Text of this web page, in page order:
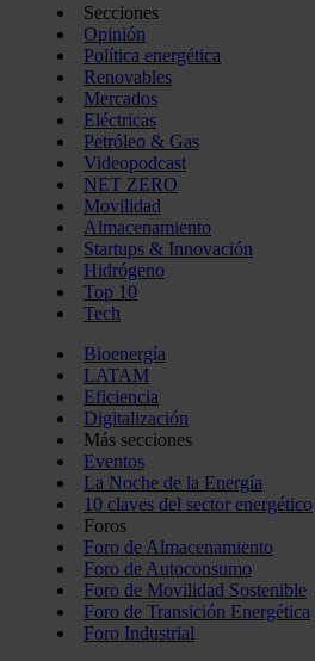
Secciones
Opinión
Política energética
Renovables
Mercados
Eléctricas
Petróleo & Gas
Videopodcast
NET ZERO
Movilidad
Almacenamiento
Startups & Innovación
Hidrógeno
Top 10
Tech
Bioenergía
LATAM
Eficiencia
Digitalización
Más secciones
Eventos
La Noche de la Energía
10 claves del sector energético
Foros
Foro de Almacenamiento
Foro de Autoconsumo
Foro de Movilidad Sostenible
Foro de Transición Energética
Foro Industrial